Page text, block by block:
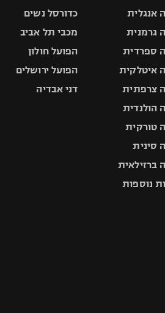
אנגלית
גרמנית
ספרדית
איטלקית
צרפתית
הולנדית
טורקית
סינית
ברזילאית
נוספות
כדורסל נשים
מכבי תל אביב
הפועל חולון
הפועל ירושלים
דני אבדיה